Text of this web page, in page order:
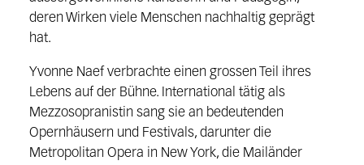
deren Wirken viele Menschen nachhaltig geprägt
hat.
Yvonne Naef verbrachte einen grossen Teil ihres
Lebens auf der Bühne. International tätig als
Mezzosopranistin sang sie an bedeutenden
Opernhäusern und Festivals, darunter die
Metropolitan Opera in New York, die Mailänder